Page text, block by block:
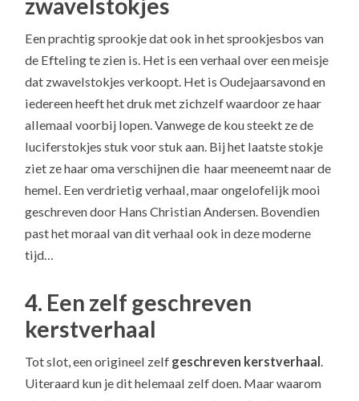
zwavelstokjes
Een prachtig sprookje dat ook in het sprookjesbos van
de Efteling te zien is. Het is een verhaal over een meisje
dat zwavelstokjes verkoopt. Het is Oudejaarsavond en
iedereen heeft het druk met zichzelf waardoor ze haar
allemaal voorbij lopen. Vanwege de kou steekt ze de
luciferstokjes stuk voor stuk aan. Bij het laatste stokje
ziet ze haar oma verschijnen die haar meeneemt naar de
hemel. Een verdrietig verhaal, maar ongelofelijk mooi
geschreven door Hans Christian Andersen. Bovendien
past het moraal van dit verhaal ook in deze moderne
tijd…
4. Een zelf geschreven
kerstverhaal
Tot slot, een origineel zelf geschreven kerstverhaal.
Uiteraard kun je dit helemaal zelf doen. Maar waarom